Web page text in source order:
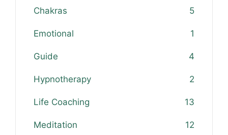
Chakras 5
Emotional 1
Guide 4
Hypnotherapy 2
Life Coaching 13
Meditation 12